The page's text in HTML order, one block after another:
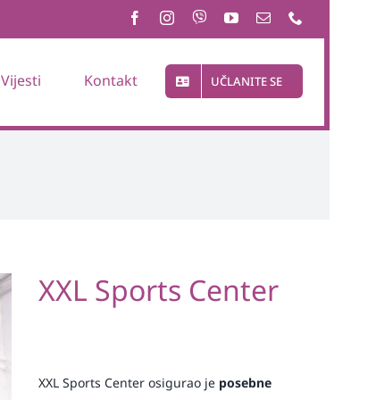
Vijesti Kontakt UČLANITE SE
XXL Sports Center
XXL Sports Center osigurao je posebne